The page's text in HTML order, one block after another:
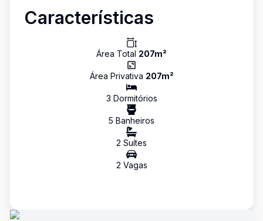
Características
Área Total 207m²
Área Privativa 207m²
3 Dormitórios
5 Banheiros
2 Suítes
2 Vagas